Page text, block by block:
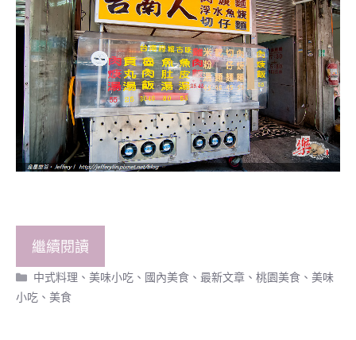
繼續閱讀
分
類
中式料理、美味小吃 、 國內美食 、最新文章 、桃園美食 、美味
小吃 、 美食